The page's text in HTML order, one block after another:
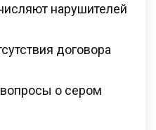
нарушителей
договора
о сером